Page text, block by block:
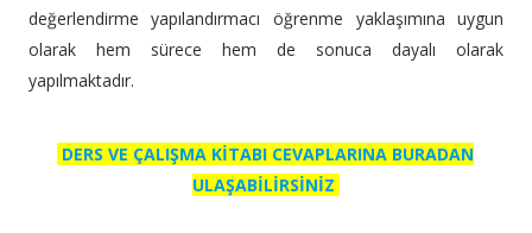
değerlendirme yapılandırmacı öğrenme yaklaşımına uygun
olarak hem sürece hem de sonuca dayalı olarak
yapılmaktadır.
DERS VE ÇALIŞMA KİTABI CEVAPLARINA BURADAN
ULAŞABİLİRSİNİZ